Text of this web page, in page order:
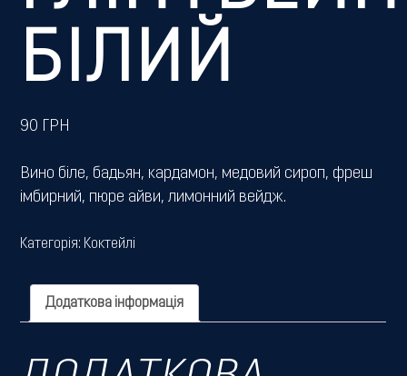
БІЛИЙ
90 ГРН
Вино біле, бадьян, кардамон, медовий сироп, фреш
імбирний, пюре айви, лимонний вейдж.
Категорія: Коктейлі
Додаткова інформація